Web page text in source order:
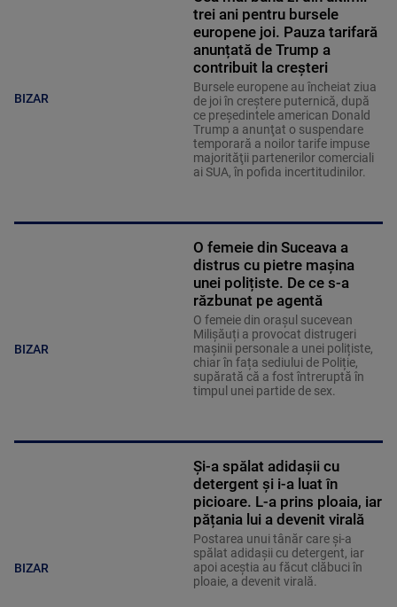
BIZAR
trei ani pentru bursele
europene joi. Pauza tarifară
anunțată de Trump a
contribuit la creșteri
Bursele europene au încheiat ziua
de joi în creştere puternică, după
ce preşedintele american Donald
Trump a anunţat o suspendare
temporară a noilor tarife impuse
majorităţii partenerilor comerciali
ai SUA, în pofida incertitudinilor.
BIZAR
O femeie din Suceava a
distrus cu pietre mașina
unei polițiste. De ce s-a
răzbunat pe agentă
O femeie din orașul sucevean
Milișăuți a provocat distrugeri
mașinii personale a unei polițiste,
chiar în fața sediului de Poliție,
supărată că a fost întreruptă în
timpul unei partide de sex.
BIZAR
Și-a spălat adidașii cu
detergent și i-a luat în
picioare. L-a prins ploaia, iar
pățania lui a devenit virală
Postarea unui tânăr care și-a
spălat adidașii cu detergent, iar
apoi aceștia au făcut clăbuci în
ploaie, a devenit virală.